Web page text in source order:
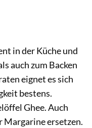
in der Küche und
auch zum Backen
eignet es sich
bestens.
Ghee. Auch
Margarine ersetzen.